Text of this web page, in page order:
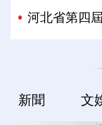
河北省第四
新聞 文